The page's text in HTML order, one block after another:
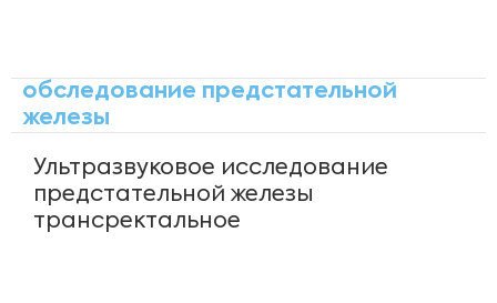
обследование предстательной
железы
Ультразвуковое исследование
предстательной железы
трансректальное